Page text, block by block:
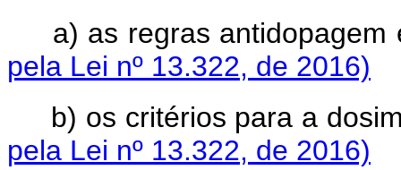
a) as regras
pela Lei nº 13.322, de 2016)
b) os critérios para a
pela Lei nº 13.322, de 2016)